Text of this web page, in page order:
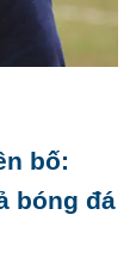
bố:
bóng đá